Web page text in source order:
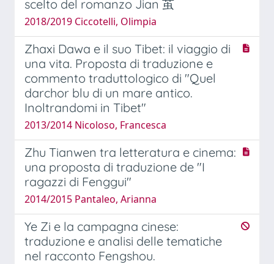
scelto del romanzo Jian 茧
2018/2019 Ciccotelli, Olimpia
Zhaxi Dawa e il suo Tibet: il viaggio di
una vita. Proposta di traduzione e
commento traduttologico di "Quel
darchor blu di un mare antico.
Inoltrandomi in Tibet"
2013/2014 Nicoloso, Francesca
Zhu Tianwen tra letteratura e cinema:
una proposta di traduzione de "I
ragazzi di Fenggui"
2014/2015 Pantaleo, Arianna
Ye Zi e la campagna cinese:
traduzione e analisi delle tematiche
nel racconto Fengshou.